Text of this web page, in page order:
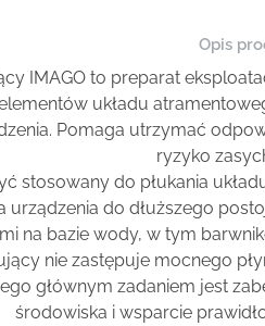
Opis
IMAGO to preparat
układu
Pomaga utrzymać
ryzyko
stosowany do płukania
urządzenia do dłuższego
na bazie wody, w tym
nie zastępuje mocnego
głównym zadaniem jest
środowiska i wsparcie